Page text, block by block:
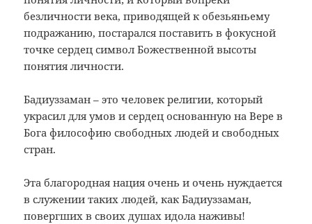
безличности века, приводящей к обезьяньему
подражанию, постарался поставить в фокусной
точке сердец символ Божественной высоты
понятия личности.
Бадиуззаман – это человек религии, который
украсил для умов и сердец основанную на Вере в
Бога философию свободных людей и свободных
стран.
Эта благородная нация очень и очень нуждается
в служении таких людей, как Бадиуззаман,
повергших в своих душах идола наживы!